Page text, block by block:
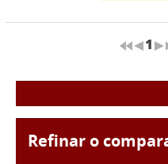
1
refinar o